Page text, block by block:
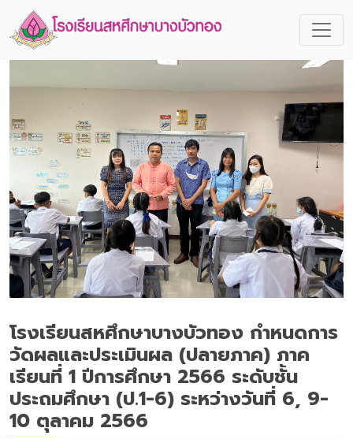
โรงเรียนสหศึกษาบางบัวทอง กำหนดการ
วัดผลและประเมินผล (ปลายภาค) ภาค
เรียนที่ 1 ปีการศึกษา 2566 ระดับชั้น
ประถมศึกษา (ป.1-6) ระหว่างวันที่ 6, 9-
10 ตุลาคม 2566